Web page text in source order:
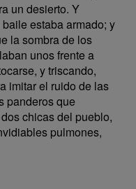
un desierto. Y
estaba armado; y
la sombra de los
unos frente a
y triscando,
imitar el ruido de las
panderos que
chicas del pueblo,
pulmones,